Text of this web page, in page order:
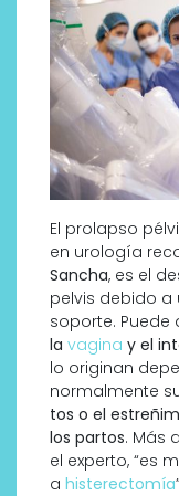
El prolapso
en urología
Sancha, es el
pelvis debido a
soporte. Puede
la vagina y el
lo originan
normalmente
tos o el
los partos. Más
el experto, “es
a histerectomía